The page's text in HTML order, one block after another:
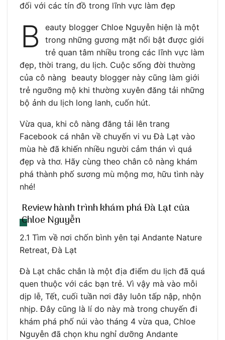
đối với các tín đồ trong lĩnh vực làm đẹp
B
eauty blogger Chloe Nguyễn hiện là một
trong những gương mặt nổi bật được giới
trẻ quan tâm nhiều trong các lĩnh vực làm
đẹp, thời trang, du lịch. Cuộc sống đời thường
của cô nàng beauty blogger này cũng làm giới
trẻ ngưỡng mộ khi thường xuyên đăng tải những
bộ ảnh du lịch long lanh, cuốn hút.
Vừa qua, khi cô nàng đăng tải lên trang
Facebook cá nhân về chuyến vi vu Đà Lạt vào
mùa hè đã khiến nhiều người cảm thán vì quá
đẹp và thơ. Hãy cùng theo chân cô nàng khám
phá thành phố sương mù mộng mơ, hữu tình này
nhé!
Review hành trình khám phá Đà Lạt của
Chloe Nguyễn
2.1 Tìm về nơi chốn bình yên tại Andante Nature
Retreat, Đà Lạt
Đà Lạt chắc chắn là một địa điểm du lịch đã quá
quen thuộc với các bạn trẻ. Vì vậy mà vào mỗi
dịp lễ, Tết, cuối tuần nơi đây luôn tấp nập, nhộn
nhịp. Đây cũng là lí do này mà trong chuyến đi
khám phá phố núi vào tháng 4 vừa qua, Chloe
Nguyễn đã chọn khu nghỉ dưỡng Andante